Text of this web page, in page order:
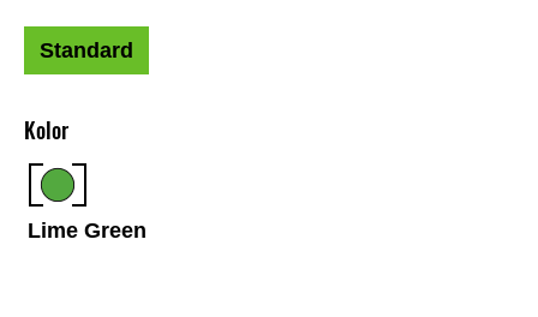
Kolor
Lime Green
Standard